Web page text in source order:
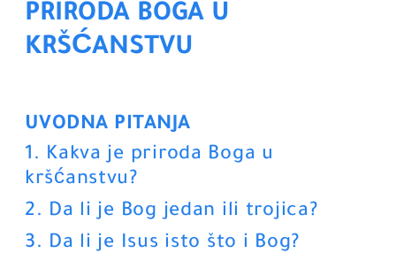
PRIRODA BOGA U
KRŠĆANSTVU
UVODNA PITANJA
1. Kakva je priroda Boga u
kršćanstvu?
2. Da li je Bog jedan ili trojica?
3. Da li je Isus isto što i Bog?